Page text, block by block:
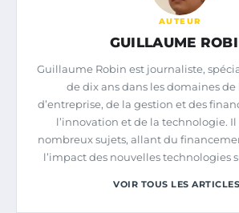
AUTEUR
GUILLAUME
Guillaume Robin est journaliste,
de dix ans dans les domaines
d’entreprise, de la gestion et des
l’innovation et de la technologie.
nombreux sujets, allant du
l’impact des nouvelles technologies
VOIR TOUS LES ARTICLES